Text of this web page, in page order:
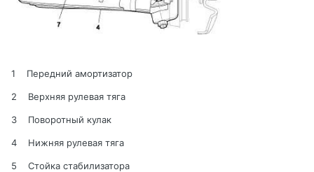
1 Передний амортизатор
2 Верхняя рулевая тяга
3 Поворотный кулак
4 Нижняя рулевая тяга
5 Стойка стабилизатора